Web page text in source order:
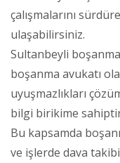
çalışmalarını
ulaşabilirsiniz.
Sultanbeyli
boşanma avukatı
uyuşmazlıkları
bilgi birikime
Bu kapsamda
ve işlerde dava